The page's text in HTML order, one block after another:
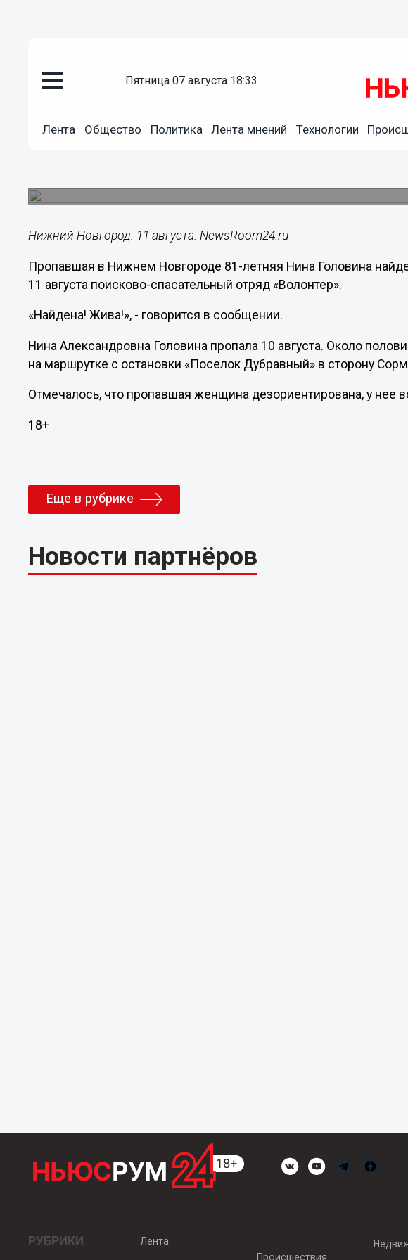
пятница 07 августа 18:33
Лента Общество Политика Лента мнений Технологии
11.08.201822:38
Нижний Новгород. 11 августа. NewsRoom24.ru -
Пропавшая в Нижнем Новгороде 81-летняя Нина Головина
11 августа поисково-спасательный отряд «Волонтер».
«Найдена! Жива!», - говорится в сообщении.
Нина Александровна Головина пропала 10 августа. Около
на маршрутке с остановки «Поселок Дубравный» в сторону
Отмечалось, что пропавшая женщина дезориентирована, у нее
18+
Еще в рубрике
Новости партнёров
РУБРИКИ
Лента
Происшествия